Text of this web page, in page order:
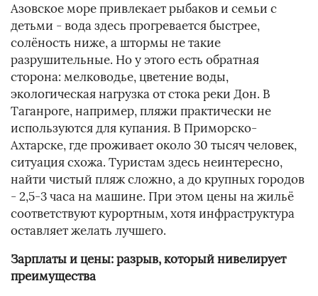
Азовское море привлекает рыбаков и семьи с
детьми - вода здесь прогревается быстрее,
солёность ниже, а штормы не такие
разрушительные. Но у этого есть обратная
сторона: мелководье, цветение воды,
экологическая нагрузка от стока реки Дон. В
Таганроге, например, пляжи практически не
используются для купания. В Приморско-
Ахтарске, где проживает около 30 тысяч человек,
ситуация схожа. Туристам здесь неинтересно,
найти чистый пляж сложно, а до крупных городов
- 2,5-3 часа на машине. При этом цены на жильё
соответствуют курортным, хотя инфраструктура
оставляет желать лучшего.
Зарплаты и цены: разрыв, который нивелирует
преимущества